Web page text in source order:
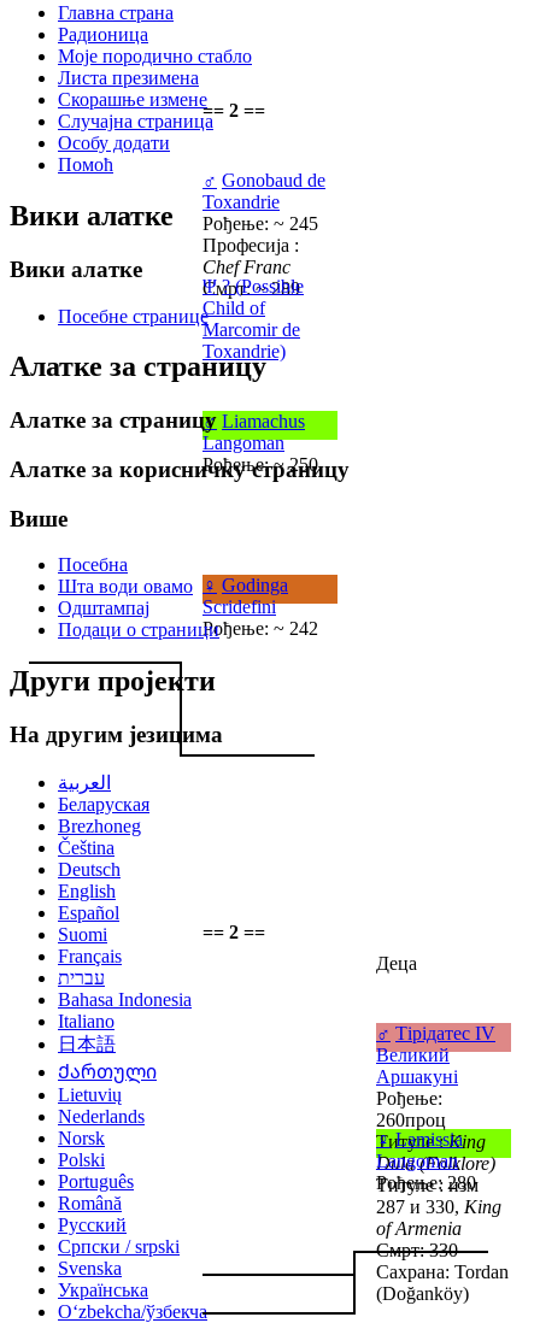
== 2 ==
♂ Gonobaud de
Toxandrie
Рођење: ~ 245
Професија :
Chef Franc
Смрт: ~ 289
Ψ ? (Possible
Child of
Marcomir de
Toxandrie)
♂ Liamachus
Langoman
Рођење: ~ 250
♀ Godinga
Scridefini
Рођење: ~ 242
== 2 ==
Деца
♂ Тірідатес IV
Великий
Аршакуні
Рођење:
260проц
Титуле :King
Dula (Folklore)
Титуле : изм
287 и 330, King
of Armenia
Смрт: 330
Сахрана: Tordan
(Doğanköy)
♀ Lamissia
Langoman
Рођење: 280
Главна страна
Радионица
Моје породично стабло
Листа презимена
Скорашње измене
Случајна страница
Особу додати
Помоћ
Вики алатке
Вики алатке
Посебне странице
Алатке за страницу
Алатке за страницу
Алатке за корисничку страницу
Више
Посебна
Шта води овамо
Одштампај
Подаци о страници
Други пројекти
На другим језицима
العربية
Беларуская
Brezhoneg
Čeština
Deutsch
English
Español
Suomi
Français
עברית
Bahasa Indonesia
Italiano
日本語
Ქართული
Lietuvių
Nederlands
Norsk
Polski
Português
Română
Русский
Српски / srpski
Svenska
Українська
Oʻzbekcha/ўзбекча